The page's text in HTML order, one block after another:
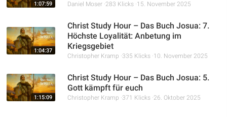
1:07:59 Daniel Moser 283 Klicks 15. November 2025
1:04:37
Christ Study Hour – Das Buch Josua: 7.
Höchste Loyalität: Anbetung im
Kriegsgebiet
Christopher Kramp 335 Klicks 10. November 2025
1:15:09
Christ Study Hour – Das Buch Josua: 5.
Gott kämpft für euch
Christopher Kramp 371 Klicks 26. Oktober 2025